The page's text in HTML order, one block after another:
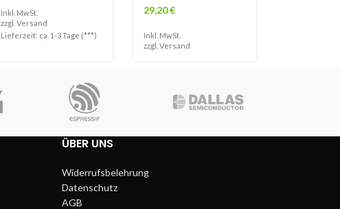
Inkl. MwSt.
zzgl. Versand
Lieferzeit: ca. 1-3 Tage (***)
29,20€
Inkl. MwSt.
zzgl.Versand
ÜBER UNS
Widerrufsbelehrung
Datenschutz
AGB